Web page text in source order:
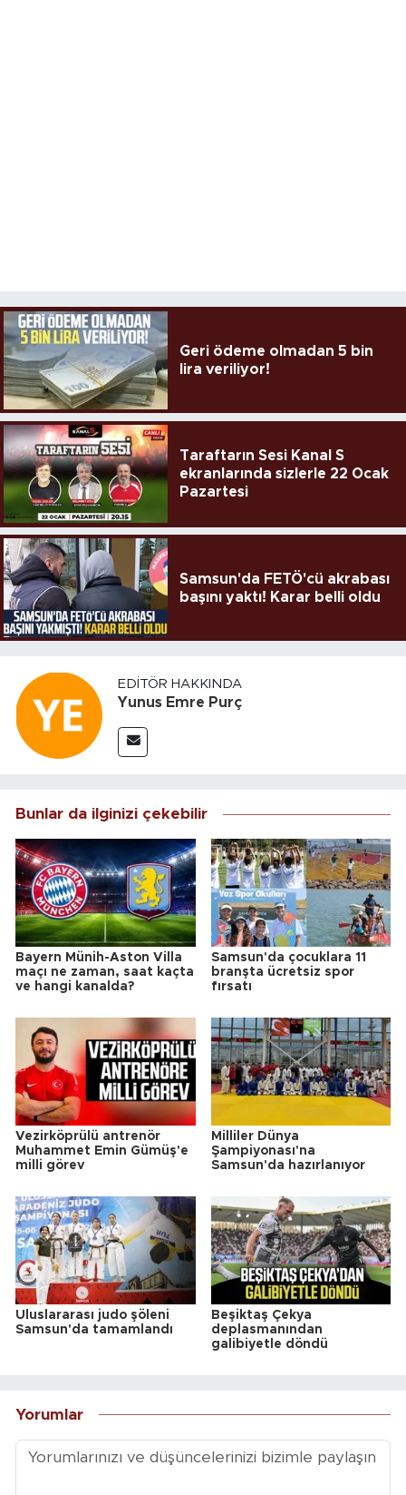
Geri ödeme olmadan 5 bin
lira veriliyor!
Taraftarın Sesi Kanal S
ekranlarında sizlerle 22 Ocak
Pazartesi
Samsun'da FETÖ'cü akrabası
başını yaktı! Karar belli oldu
EDITÖR HAKKINDA
Yunus Emre Purç
Bunlar da ilginizi çekebilir
Bayern Münih-Aston Villa
maçı ne zaman, saat kaçta
ve hangi kanalda?
Samsun'da çocuklara 11
branşta ücretsiz spor
fırsatı
Vezirköprülü antrenör
Muhammet Emin Gümüş'e
milli görev
Milliler Dünya
Şampiyonası'na
Samsun'da hazırlanıyor
Uluslararası judo şöleni
Samsun'da tamamlandı
Beşiktaş Çekya
deplasmanından
galibiyetle döndü
Yorumlar